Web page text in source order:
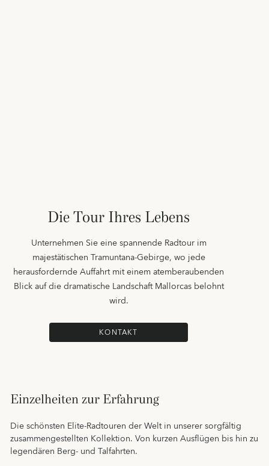
Die Tour Ihres Lebens
Unternehmen Sie eine spannende Radtour im
majestätischen Tramuntana-Gebirge, wo jede
herausfordernde Auffahrt mit einem atemberaubenden
Blick auf die dramatische Landschaft Mallorcas belohnt
wird.
KONTAKT
Einzelheiten zur Erfahrung
Die schönsten Elite-Radtouren der Welt in unserer sorgfältig
zusammengestellten Kollektion. Von kurzen Ausflügen bis hin zu
legendären Berg- und Talfahrten.